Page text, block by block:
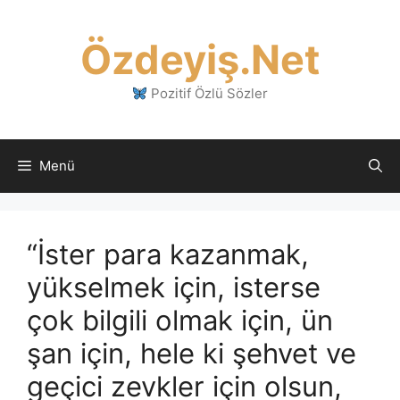
Özdeyiş.Net
Pozitif Özlü Sözler
Menü
“İster para kazanmak,
yükselmek için, isterse
çok bilgili olmak için, ün
şan için, hele ki şehvet ve
geçici zevkler için olsun,